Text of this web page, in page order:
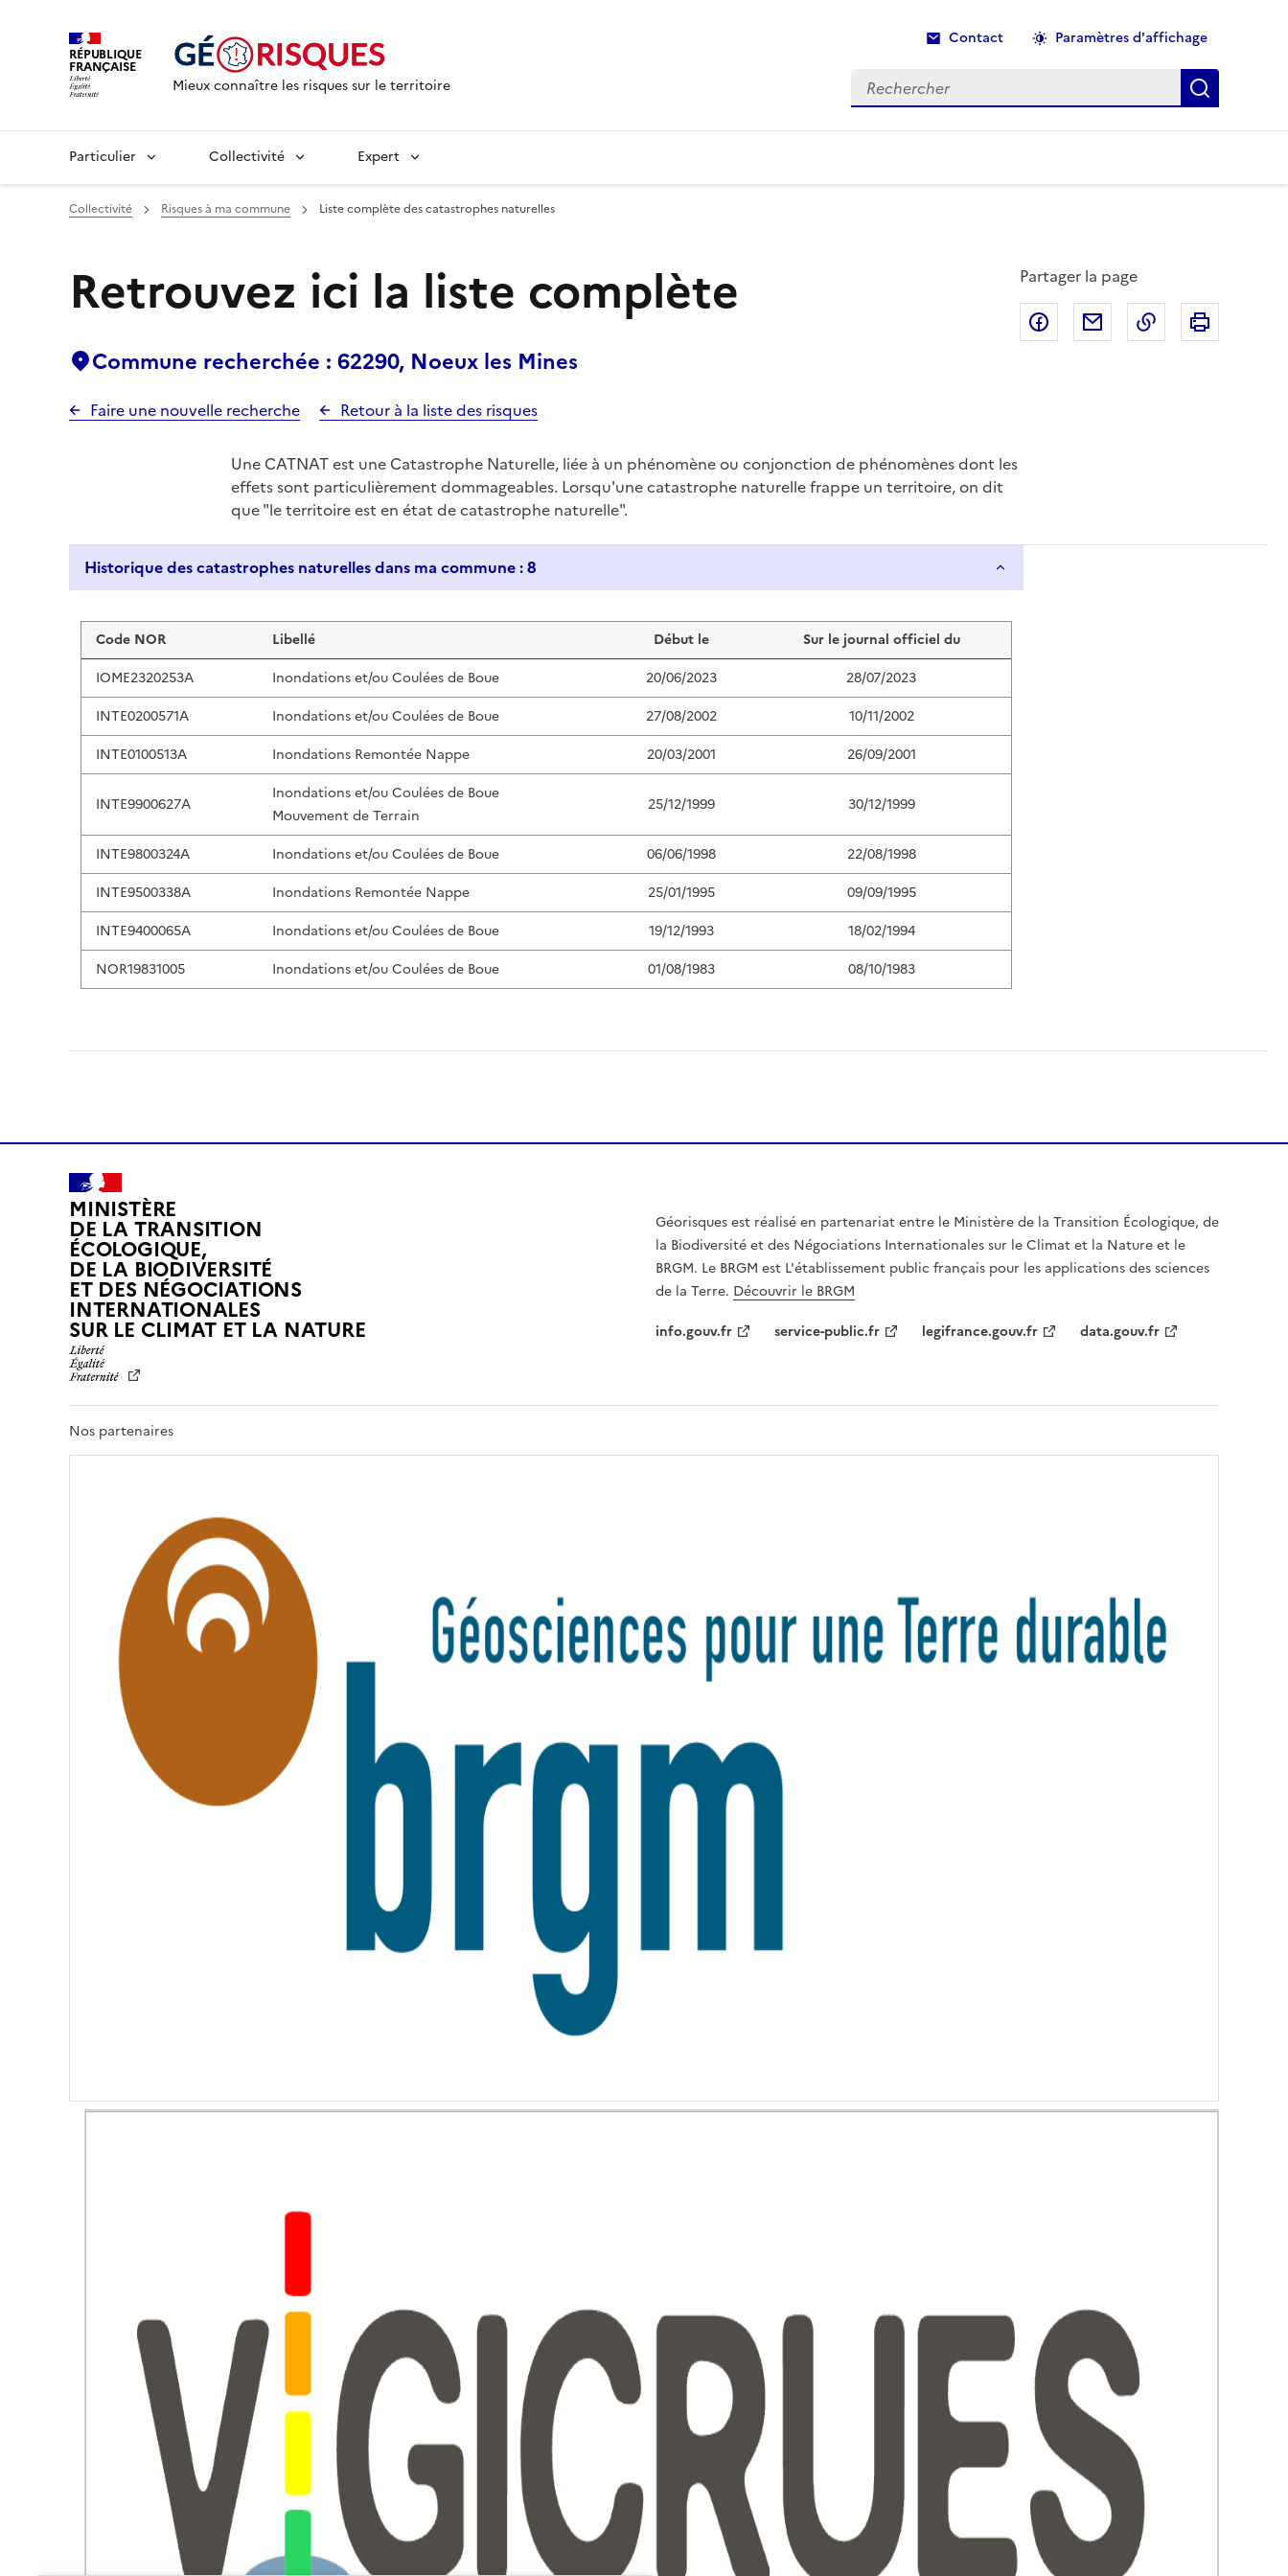
RÉPUBLIQUE
FRANÇAISE
Mieux connaître les risques sur le territoire
Contact Paramètres d'affichage
Rechercher Recherche
Particulier Collectivité Expert
Collectivité Risques à ma commune Liste complète des catastrophes naturelles
Retrouvez ici la liste complète
Commune recherchée : 62290, Noeux les Mines
Faire une nouvelle recherche Retour à la liste des risques
Partager la page
Partager sur Facebook
Partager par email
Copier dans le
Une CATNAT est une Catastrophe Naturelle, liée à un phénomène ou conjonction de phénomènes dont les
effets sont particulièrement dommageables. Lorsqu'une catastrophe naturelle frappe un territoire, on dit
que "le territoire est en état de catastrophe naturelle".
Historique des catastrophes naturelles dans ma commune : 8
Liste de résultats
Code NOR Libellé Début le
Sur le journal officiel du
IOME2320253A
Inondations et/ou Coulées de Boue 20/06/2023
28/07/2023
INTE0200571A
Inondations et/ou Coulées de Boue 27/08/2002
10/11/2002
INTE0100513A
Inondations Remontée Nappe 20/03/2001 26/09/2001
INTE9900627A
Inondations et/ou Coulées de Boue
Mouvement de Terrain
25/12/1999 30/12/1999
INTE9800324A Inondations et/ou Coulées de Boue 06/06/1998
22/08/1998
INTE9500338A
Inondations Remontée Nappe 25/01/1995
09/09/1995
INTE9400065A
Inondations et/ou Coulées de Boue 19/12/1993
18/02/1994
NOR19831005
Inondations et/ou Coulées de Boue 01/08/1983 08/10/1983
MINISTÈRE
DE LA TRANSITION
ÉCOLOGIQUE,
DE LA BIODIVERSITÉ
ET DES NÉGOCIATIONS
INTERNATIONALES
SUR LE CLIMAT ET LA NATUREL
R
É
R
R
N
T
Géorisques est réalisé en partenariat entre le Ministère de la Transition Écologique, de
la Biodiversité et des Négociations Internationales sur le Climat et la Nature et le
BRGM. Le BRGM est L'établissement public français pour les applications des sciences
de la Terre. Découvrir le BRGM
info.gouv.fr
service-public.fr legifrance.gouv.fr data.gouv.fr
Nos partenaires